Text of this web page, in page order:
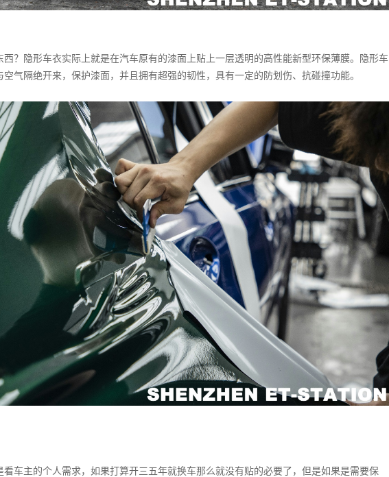
西？隐形车衣实际上就是在汽车原有的漆面上贴上一层透明的高性能新型环保薄膜。隐形车
气隔绝开来，保护漆面，并且拥有超强的韧性，具有一定的防划伤、抗碰撞功能。
看车主的个人需求，如果打算开三五年就换车那么就没有贴的必要了，但是如果是需要保